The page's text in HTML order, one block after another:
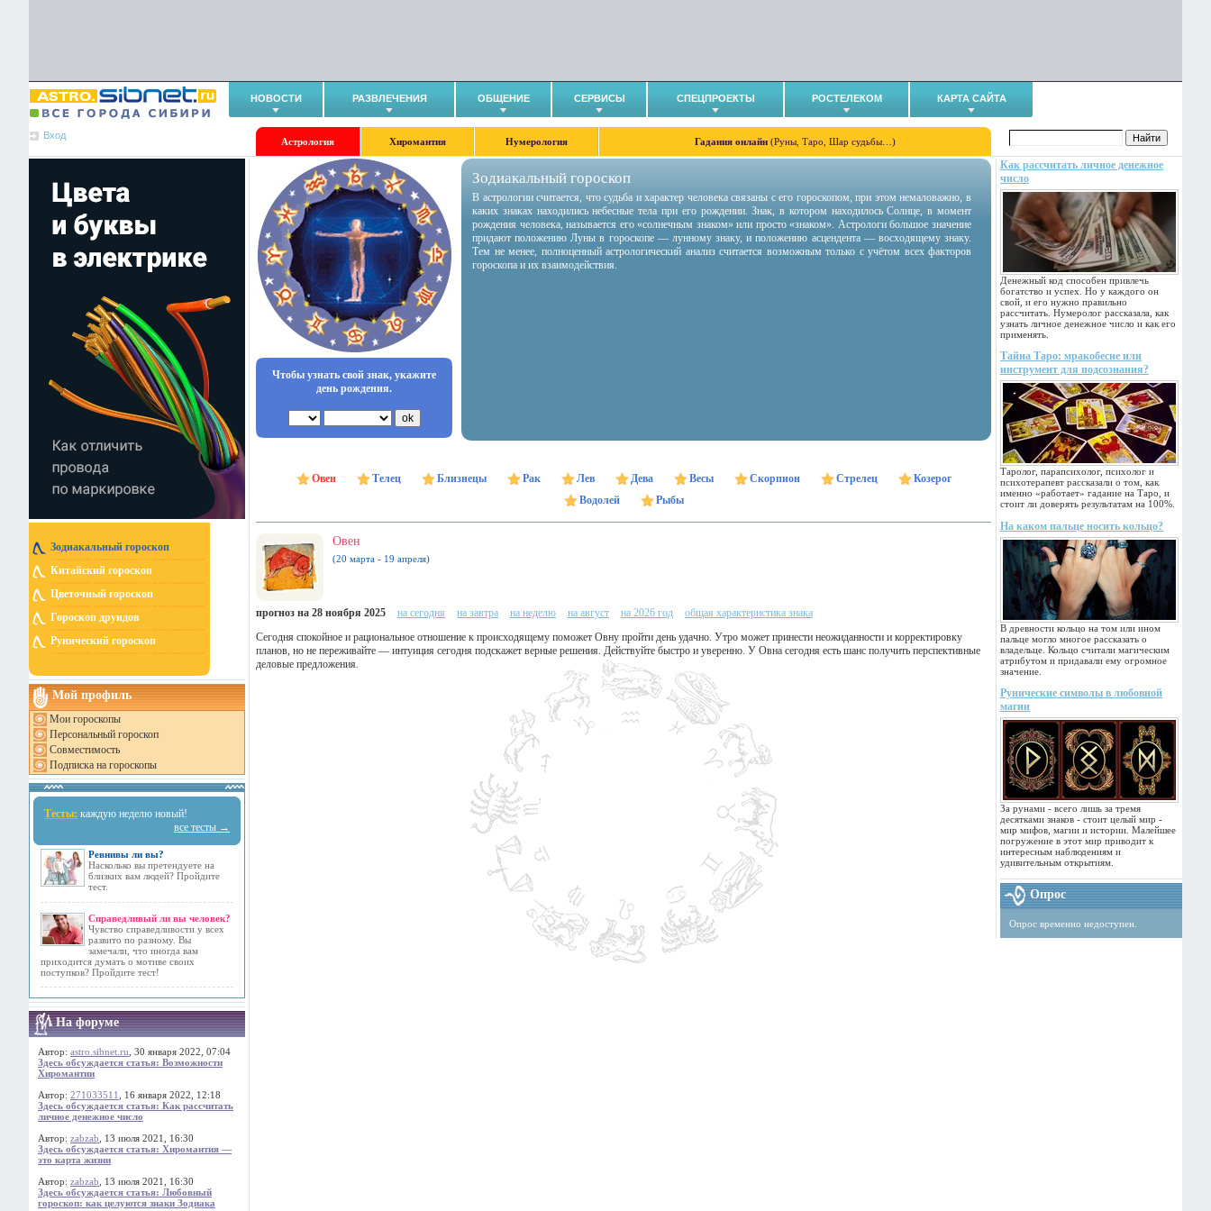
НОВОСТИ РАЗВЛЕЧЕНИЯ ОБЩЕНИЕ СЕРВИСЫ СПЕЦПРОЕКТЫ РОСТЕЛЕКОМ КАРТА САЙТА
Вход
Астрология Хиромантия Нумерология Гадания онлайн (Руны, Таро, Шар судьбы…)
Зодиакальный гороскоп
Китайский гороскоп
Цветочный гороскоп
Гороскоп друидов
Рунический гороскоп
Мой профиль
Мои гороскопы
Персональный гороскоп
Совместимость
Подписка на гороскопы
Тесты: каждую неделю новый!
все тесты →
Ревнивы ли вы?
Насколько вы претендуете на
близких вам людей? Пройдите
тест.
Справедливый ли вы человек?
Чувство справедливости у всех
развито по разному. Вы
замечали, что иногда вам
приходится думать о мотиве своих
поступков? Пройдите тест!
На форуме
Автор: astro.sibnet.ru , 30 января 2022, 07:04
Здесь обсуждается статья: Возможности
Хиромантии
Автор: 271033511
, 16 января 2022, 12:18
Здесь обсуждается статья: Как рассчитать
личное денежное число
Автор: zabzab , 13 июля 2021, 16:30
Здесь обсуждается статья: Хиромантия —
это карта жизни
Автор: zabzab , 13 июля 2021, 16:30
Здесь обсуждается статья: Любовный
гороскоп: как целуются знаки Зодиака
Как рассчитать личное денежное
число
Денежный код способен привлечь
богатство и успех. Но у каждого он
свой, и его нужно правильно
рассчитать. Нумеролог рассказала, как
узнать личное денежное число и как его
применять.
Тайна Таро: мракобесие или
инструмент для подсознания?
Таролог, парапсихолог, психолог и
психотерапевт рассказали о том, как
именно «работает» гадание на Таро, и
стоит ли доверять результатам на 100%.
На каком пальце носить кольцо?
В древности кольцо на том или ином
пальце могло многое рассказать о
владельце. Кольцо считали магическим
атрибутом и придавали ему огромное
значение.
Рунические символы в любовной
магии
За рунами - всего лишь за тремя
десятками знаков - стоит целый мир -
мир мифов, магии и истории. Малейшее
погружение в этот мир приводит к
интересным наблюдениям и
удивительным открытиям.
Опрос
Опрос временно недоступен.
Чтобы узнать свой знак, укажите
день рождения.
Зодиакальный гороскоп
В астрологии считается, что судьба и характер человека связаны с его гороскопом, при этом немаловажно, в
каких знаках находились небесные тела при его рождении. Знак, в котором находилось Солнце, в момент
рождения человека, называется его «солнечным знаком» или просто «знаком». Астрологи большое значение
придают положению Луны в гороскопе — лунному знаку, и положению асцендента — восходящему знаку.
Тем не менее, полноценный астрологический анализ считается возможным только с учётом всех факторов
гороскопа и их взаимодействия.
Овен Телец Близнецы Рак Лев Дева Весы Скорпион Стрелец
Козерог
Водолей
Рыбы
Овен
(20 марта - 19 апреля)
прогноз на 28 ноября 2025 на сегодня на завтра на неделю на август на 2026 год
общая характеристика знака
Сегодня спокойное и рациональное отношение к происходящему поможет Овну пройти день удачно. Утро может принести неожиданности и корректировку
планов, но не переживайте — интуиция сегодня подскажет верные решения. Действуйте быстро и уверенно. У Овна сегодня есть шанс получить перспективные
деловые предложения.